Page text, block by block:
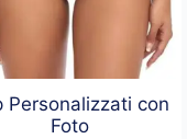
Personalizzati con
Foto